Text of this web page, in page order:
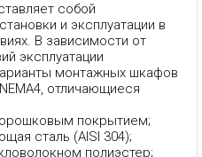
собой
и эксплуатации в
В зависимости от
эксплуатации
монтажных шкафов
отличающиеся
покрытием;
сталь (AISI 304);
полиэстер;